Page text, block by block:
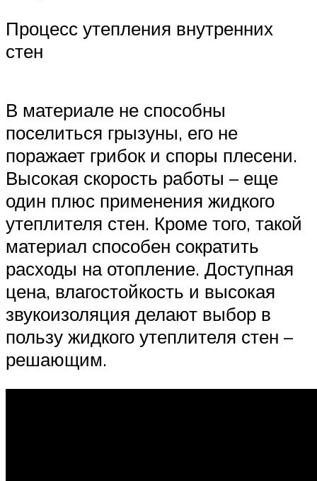
Процесс утепления внутренних
стен
В материале не способны
поселиться грызуны, его не
поражает грибок и споры плесени.
Высокая скорость работы – еще
один плюс применения жидкого
утеплителя стен. Кроме того, такой
материал способен сократить
расходы на отопление. Доступная
цена, влагостойкость и высокая
звукоизоляция делают выбор в
пользу жидкого утеплителя стен –
решающим.